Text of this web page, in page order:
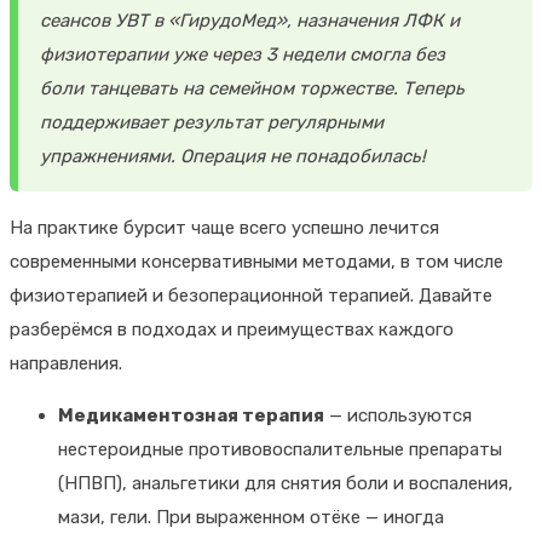
сеансов УВТ в «ГирудоМед», назначения ЛФК и
физиотерапии уже через 3 недели смогла без
боли танцевать на семейном торжестве. Теперь
поддерживает результат регулярными
упражнениями. Операция не понадобилась!
На практике бурсит чаще всего успешно лечится
современными консервативными методами, в том числе
физиотерапией и безоперационной терапией. Давайте
разберёмся в подходах и преимуществах каждого
направления.
Медикаментозная терапия — используются
нестероидные противовоспалительные препараты
(НПВП), анальгетики для снятия боли и воспаления,
мази, гели. При выраженном отёке — иногда